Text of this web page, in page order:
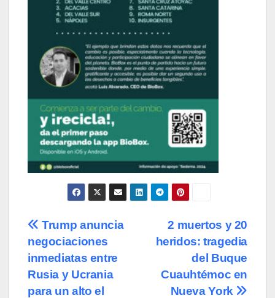
Navegación
de
entradas
2 muertos y 20
heridos: tragedia
del Buque
Cuauhtémoc en
Nueva York
Trump anuncia
negociaciones
inmediatas entre
Rusia y Ucrania
para un alto el